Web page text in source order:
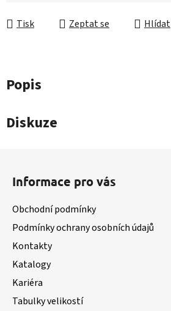
Tisk Zeptat se Hlídat
Popis
Diskuze
Informace pro vás
Obchodní podmínky
Podmínky ochrany osobních údajů
Kontakty
Katalogy
Kariéra
Tabulky velikostí